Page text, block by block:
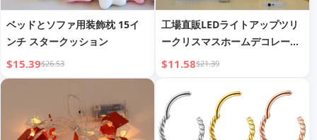
ベッドとソファ用装飾枕 15イ
ンチ スタークッション
$15.39$26.53
工場直販LEDライトアップツリ
ークリスマスホームデコレーシ
ョンライトホリデーパーティー
ェイプツリーランプ
$11.58$21.39